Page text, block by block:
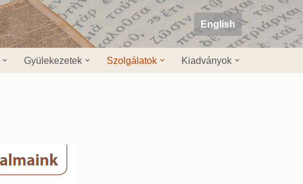
English
Gyülekezetek Szolgálatok Kiadványok